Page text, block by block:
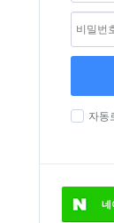
자동
네